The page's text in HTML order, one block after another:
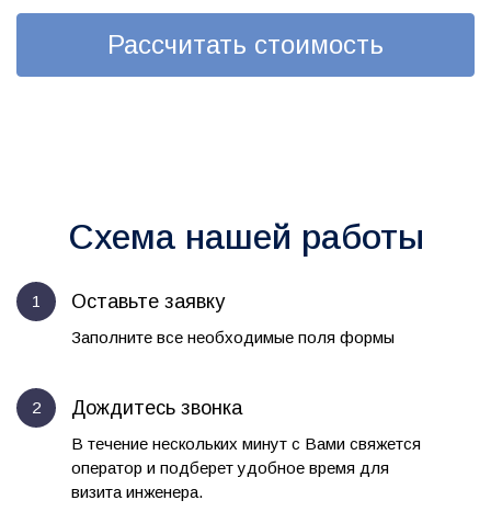
Рассчитать стоимость
Схема нашей работы
Оставьте заявку
Заполните все необходимые поля формы
Дождитесь звонка
В течение нескольких минут с Вами свяжется
оператор и подберет удобное время для
визита инженера.